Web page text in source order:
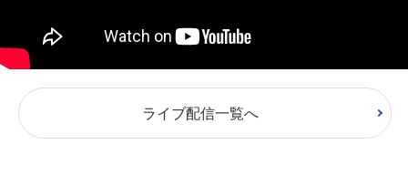
ライブ配信一覧へ